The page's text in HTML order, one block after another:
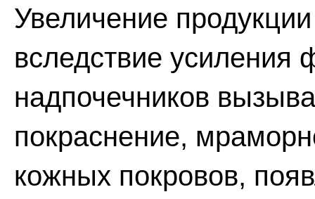
Увеличение
вследствие усиления
надпочечников
покраснение,
кожных покровов,